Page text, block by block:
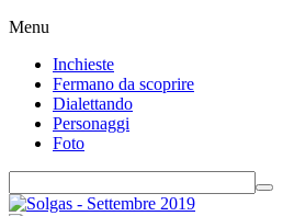
Menu
Inchieste
Fermano da scoprire
Dialettando
Personaggi
Foto